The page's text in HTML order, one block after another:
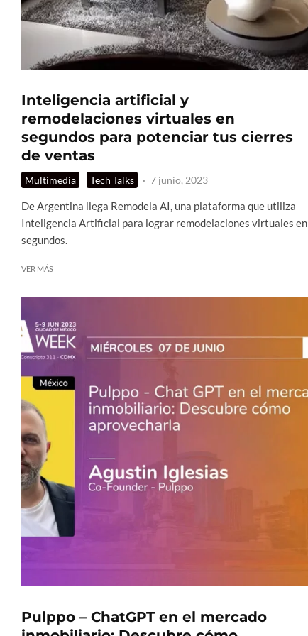
Inteligencia artificial y
remodelaciones virtuales en
segundos para potenciar tus cierres
de ventas
Multimedia Tech Talks · 7 junio, 2023
De Argentina llega Remodela AI, una plataforma que utiliza
Inteligencia Artificial para lograr remodelaciones virtuales en
segundos.
VER MÁS
Pulppo – ChatGPT en el mercado